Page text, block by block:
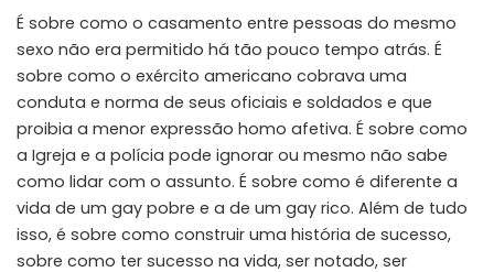
É sobre como o casamento entre pessoas do mesmo
sexo não era permitido há tão pouco tempo atrás. É
sobre como o exército americano cobrava uma
conduta e norma de seus oficiais e soldados e que
proibia a menor expressão homo afetiva. É sobre como
a Igreja e a polícia pode ignorar ou mesmo não sabe
como lidar com o assunto. É sobre como é diferente a
vida de um gay pobre e a de um gay rico. Além de tudo
isso, é sobre como construir uma história de sucesso,
sobre como ter sucesso na vida, ser notado, ser